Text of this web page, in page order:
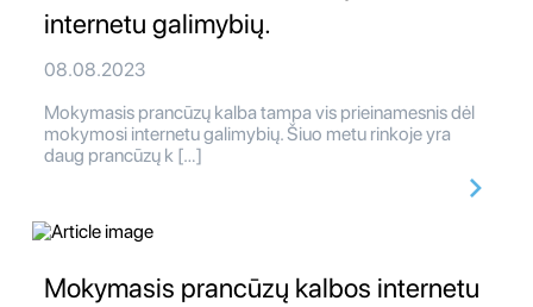
internetu galimybių.
08.08.2023
Mokymasis prancūzų kalba tampa vis prieinamesnis dėl
mokymosi internetu galimybių. Šiuo metu rinkoje yra
daug prancūzų k […]
Mokymasis prancūzų kalbos internetu